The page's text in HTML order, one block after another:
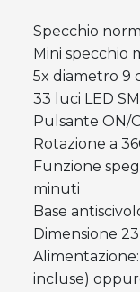
Specchio
Mini specchio
5x diametro 9
33 luci LED
Pulsante ON/
Rotazione a
Funzione
minuti
Base
Dimensione
incluse)